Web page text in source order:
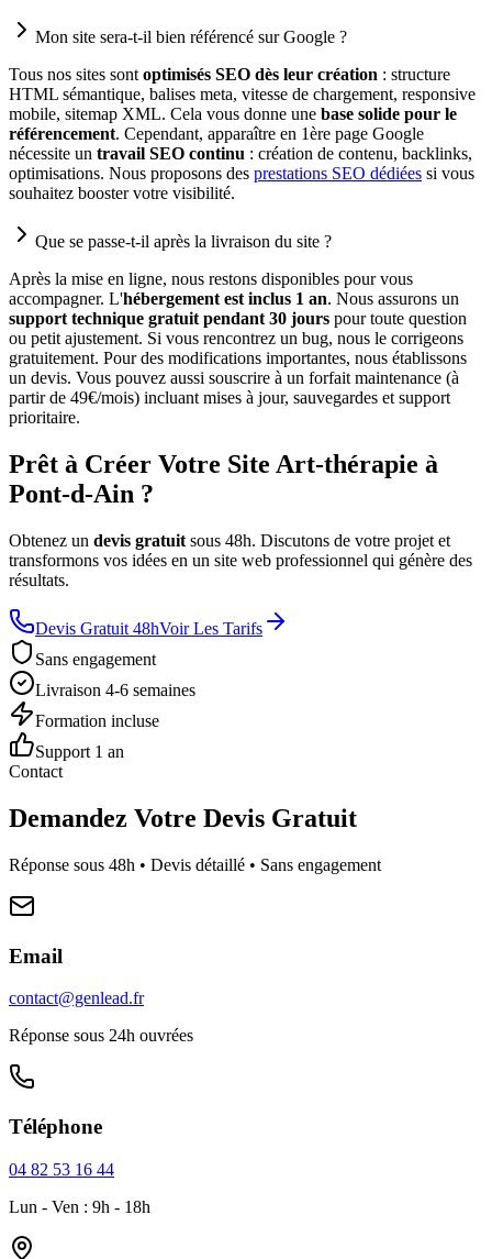
Mon site sera-t-il bien référencé sur Google ?
Tous nos sites sont optimisés SEO dès leur création : structure
HTML sémantique, balises meta, vitesse de chargement, responsive
mobile, sitemap XML. Cela vous donne une base solide pour le
référencement. Cependant, apparaître en 1ère page Google
nécessite un travail SEO continu : création de contenu, backlinks,
optimisations. Nous proposons des prestations SEO dédiées si vous
souhaitez booster votre visibilité.
Que se passe-t-il après la livraison du site ?
Après la mise en ligne, nous restons disponibles pour vous
accompagner. L'hébergement est inclus 1 an. Nous assurons un
support technique gratuit pendant 30 jours pour toute question
ou petit ajustement. Si vous rencontrez un bug, nous le corrigeons
gratuitement. Pour des modifications importantes, nous établissons
un devis. Vous pouvez aussi souscrire à un forfait maintenance (à
partir de 49€/mois) incluant mises à jour, sauvegardes et support
prioritaire.
Prêt à Créer Votre Site Art-thérapie à
Pont-d-Ain ?
Obtenez un devis gratuit sous 48h. Discutons de votre projet et
transformons vos idées en un site web professionnel qui génère des
résultats.
Devis Gratuit 48hVoir Les Tarifs
Sans engagement
Livraison 4-6 semaines
Formation incluse
Support 1 an
Contact
Demandez Votre Devis Gratuit
Réponse sous 48h • Devis détaillé • Sans engagement
Email
contact@genlead.fr
Réponse sous 24h ouvrées
Téléphone
04 82 53 16 44
Lun - Ven : 9h - 18h